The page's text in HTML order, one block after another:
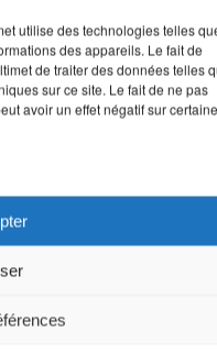
utilise des technologies telles
des appareils. Le fait de
de traiter des données telles
sur ce site. Le fait de ne pas
avoir un effet négatif sur
OEM
© 50
© 520